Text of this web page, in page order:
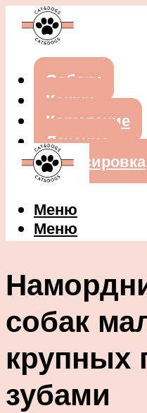
Собаки
Кошки
Кормление
Лечение
Дрессировка
Меню
Меню
собак
крупных
зубами